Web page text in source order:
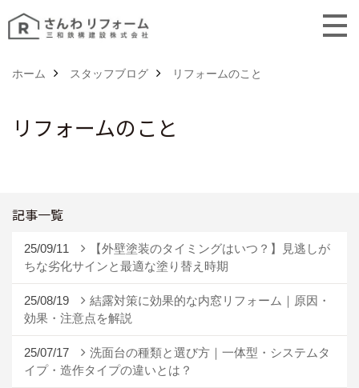
ホーム スタッフブログ リフォームのこと
リフォームのこと
記事一覧
25/09/11
【外壁塗装のタイミングはいつ？】見逃しが
ちな劣化サインと最適な塗り替え時期
25/08/19
結露対策に効果的な内窓リフォーム｜原因・
効果・注意点を解説
25/07/17
洗面台の種類と選び方｜一体型・システムタ
イプ・造作タイプの違いとは？